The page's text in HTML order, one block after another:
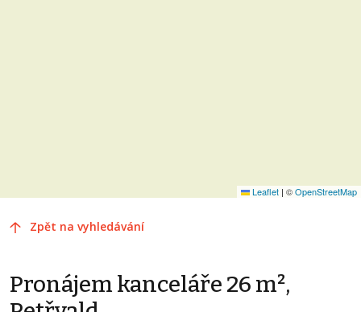
Leaflet | ©OpenStreetMap
Zpět na vyhledávání
Pronájem kanceláře 26 m²,